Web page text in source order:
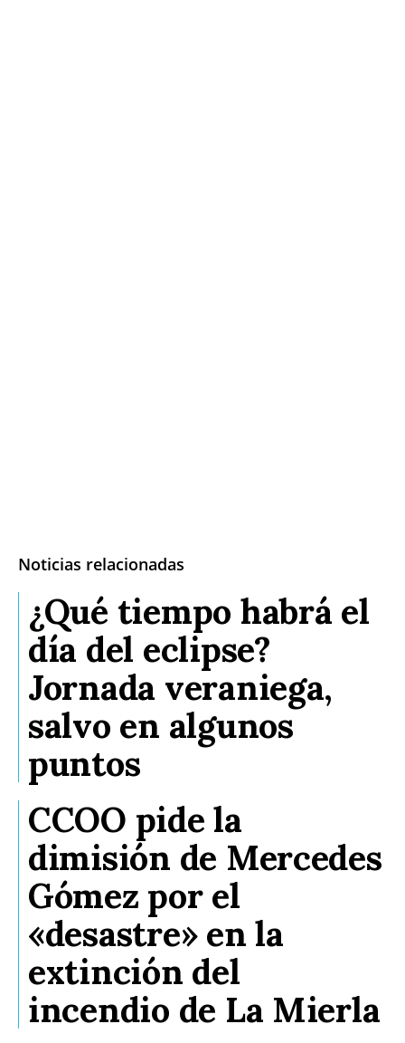
Noticias relacionadas
¿Qué tiempo habrá el
día del eclipse?
Jornada veraniega,
salvo en algunos
puntos
CCOO pide la
dimisión de Mercedes
Gómez por el
«desastre» en la
extinción del
incendio de La Mierla